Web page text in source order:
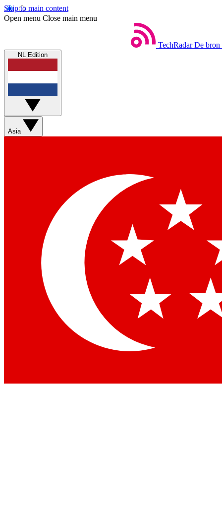
Skip to main content
Open menu Close main menu
TechRadar De bron
NL Edition
Asia